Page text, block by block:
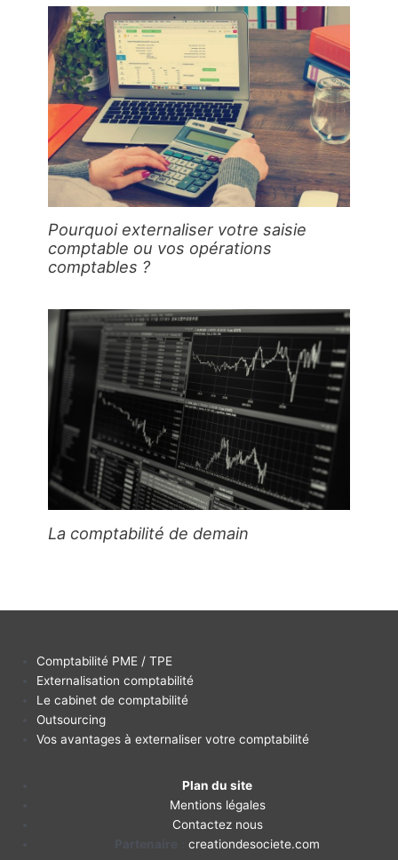
Pourquoi externaliser votre saisie
comptable ou vos opérations
comptables ?
La comptabilité de demain
Comptabilité PME / TPE
Externalisation comptabilité
Le cabinet de comptabilité
Outsourcing
Vos avantages à externaliser votre comptabilité
Plan du site
Mentions légales
Contactez nous
:creationdesociete.com